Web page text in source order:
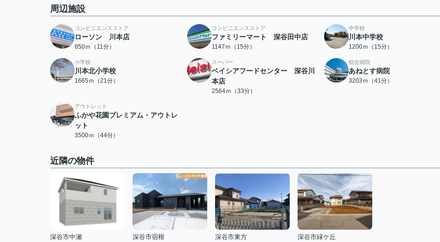
周辺施設
コンビニエンスストア
ローソン 川本店
850ｍ（11分）
コンビニエンスストア
ファミリーマート 深谷田中店
1147ｍ（15分）
中学校
川本中学校
1200ｍ（15分）
小学校
川本北小学校
1665ｍ（21分）
スーパー
ベイシアフードセンター 深谷川
本店
2564ｍ（33分）
総合病院
あねとす病院
3203ｍ（41分）
アウトレット
ふかや花園プレミアム・アウトレ
ット
3500ｍ（44分）
近隣の物件
深谷市中瀬
深谷市宿根
深谷市東方
深谷市緑ケ丘